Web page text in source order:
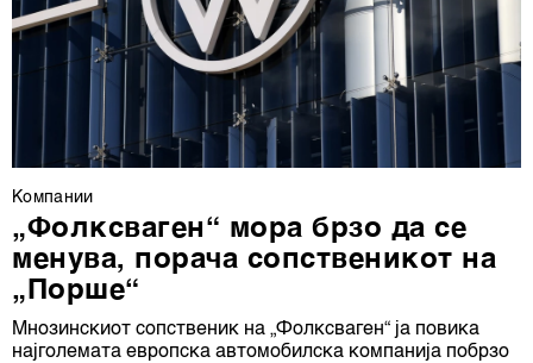
Компании
„Фолксваген“ мора брзо да се
менува, порача сопственикот на
„Порше“
Мнозинскиот сопственик на „Фолксваген“ ја повика
најголемата европска автомобилска компанија побрзо